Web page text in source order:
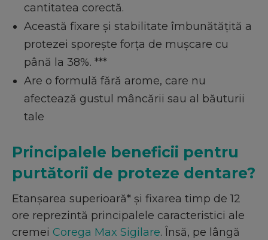
cantitatea corectă.
Această fixare și stabilitate îmbunătățită a
protezei sporește forța de muşcare cu
până la 38%. ***
Are o formulă fără arome, care nu
afectează gustul mâncării sau al băuturii
tale
Principalele beneficii pentru
purtătorii de proteze dentare?
Etanșarea superioară* și fixarea timp de 12
ore reprezintă principalele caracteristici ale
cremei Corega Max Sigilare. Însă, pe lângă